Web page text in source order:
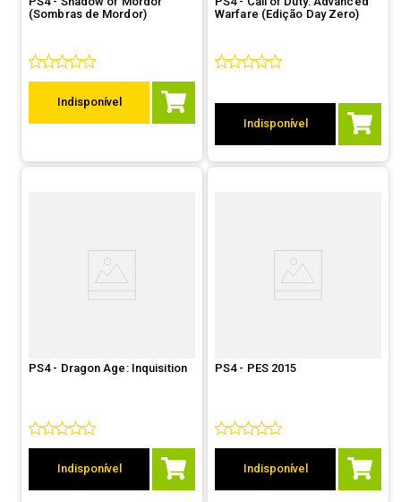
(Sombras de Mordor)
Indisponível
Warfare (Edição Day Zero)
Indisponível
PS4 - Dragon Age: Inquisition
Indisponível
PS4 - PES 2015
Indisponível